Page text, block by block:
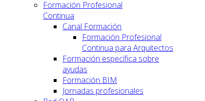
Formación Profesional
Continua
Canal Formación
Formación Profesional
Continua para Arquitectos
Formación específica sobre
ayudas
Formación BIM
Jornadas profesionales